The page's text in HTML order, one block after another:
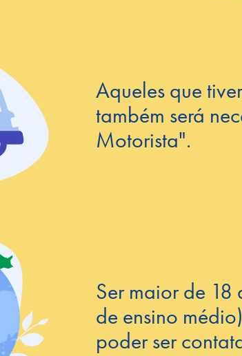
Aqueles que
também será
Motorista".
Ser maior de 18
de ensino
poder ser